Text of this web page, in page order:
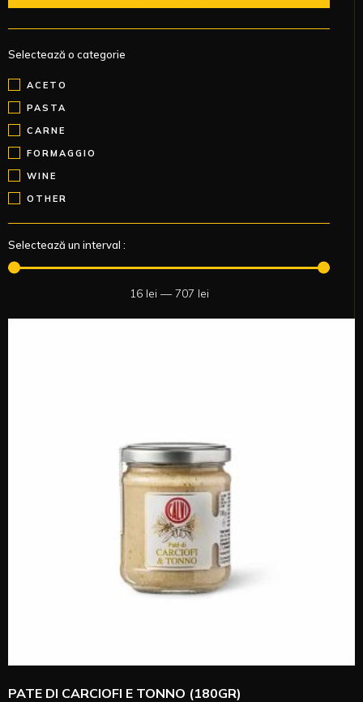
Selectează o categorie
ACETO
PASTA
CARNE
FORMAGGIO
WINE
OTHER
Selectează un interval :
16lei —707 lei
PATE DI CARCIOFI E TONNO (180GR)